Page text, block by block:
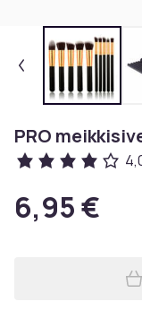
PRO
6,95 €